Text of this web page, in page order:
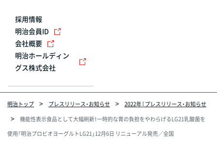
採用情報
明治会員ID
会社概要
明治ホールディン
グス株式会社
明治トップ プレスリリース・お知らせ
2022年 | プレスリリース・お知らせ
機能性表示食品として大幅刷新！一時的な胃の負担をやわらげるLG21乳酸菌を
使用「明治プロビオヨーグルトLG21」12月6日 リニューアル発売／全国